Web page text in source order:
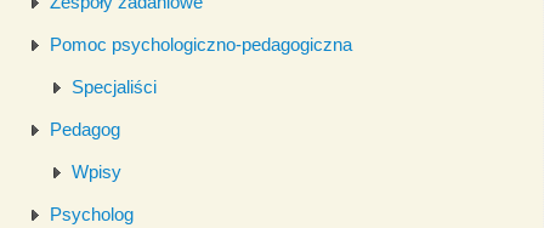
Pomoc psychologiczno-pedagogiczna
Specjaliści
Pedagog
Wpisy
Psycholog